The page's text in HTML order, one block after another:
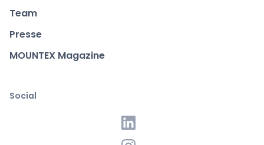
Team
Presse
MOUNTEX Magazine
Social